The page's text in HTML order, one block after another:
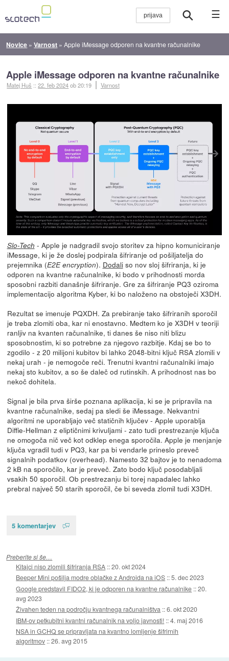
☰
Novice »Varnost »Apple iMessage odporen na kvantne računalnike
Apple iMessage odporen na kvantne računalnike
Matej Huš ::22. feb 2024ob 20:19 Varnost
Slo-Tech - Apple je nadgradil svojo storitev za hipno komuniciranje
iMessage, ki je že doslej podpirala šifriranje od pošiljatelja do
prejemnika (E2E encryption). Dodaliso nov sloj šifriranja, ki je
odporen na kvantne računalnike, ki bodo v prihodnosti morda
sposobni razbiti današnje šifriranje. Gre za šifriranje PQ3 oziroma
implementacijo algoritma Kyber, ki bo naloženo na obstoječi X3DH.
Rezultat se imenuje PQXDH. Za prebiranje tako šifriranih sporočil
je treba zlomiti oba, kar ni enostavno. Medtem ko je X3DH v teoriji
ranljiv na kvanten računalnike, ti danes še niso niti blizu
sposobnostim, ki so potrebne za njegovo razbitje. Kdaj se bo to
zgodilo - z 20 milijoni kubitov bi lahko 2048-bitni ključ RSA zlomili v
nekaj urah - je nemogoče reči. Trenutni kvantni računalniki imajo
nekaj sto kubitov, a so še daleč od rutinskih. A prihodnost nas bo
nekoč dohitela.
Signal je bila prva širše poznana aplikacija, ki se je pripravila na
kvantne računalnike, sedaj pa sledi še iMessage. Nekvantni
algoritmi ne uporabljajo več statičnih ključev - Apple uporablja
Diffie-Hellman z eliptičnimi krivuljami - zato tudi prestrezanje ključa
ne omogoča nič več kot odklep enega sporočila. Apple je menjanje
ključa vgradil tudi v PQ3, kar pa bi vendarle prineslo preveč
signalnih podatkov (overhead). Namesto 32 bajtov je to nenadoma
2 kB na sporočilo, kar je preveč. Zato bodo ključ posodabljali
vsakih 50 sporočil. Ob prestrezanju bi torej napadalec lahko
prebral največ 50 starih sporočil, če bi seveda zlomil tudi X3DH.
5 komentarjev
Preberite si še…
Kitajci niso zlomili šifriranja RSA ::20. okt 2024
Beeper Mini pošilja modre oblačke z Androida na iOS ::5. dec 2023
Google predstavil FIDO2, ki je odporen na kvantne računalnike ::20.
avg 2023
Živahen teden na področju kvantnega računalništva ::6. okt 2020
IBM-ov petkubitni kvantni računalnik na voljo javnosti! ::4. maj 2016
NSA in GCHQ se pripravljata na kvantno lomljenje šifrirnih
algoritmov ::26. avg 2015